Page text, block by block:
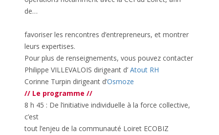
de…
favoriser les rencontres d’entrepreneurs, et montrer
leurs expertises.
Pour plus de renseignements, vous pouvez contacter
Philippe VILLEVALOIS dirigeant d’ Atout RH
Corinne Turpin dirigeant d’Osmoze
// Le programme //
8 h 45 : De l’initiative individuelle à la force collective,
c’est
tout l’enjeu de la communauté Loiret ECOBIZ